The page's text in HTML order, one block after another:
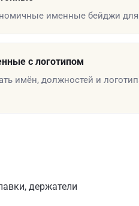
именные бейджи
с логотипом
имён, должностей и
держатели